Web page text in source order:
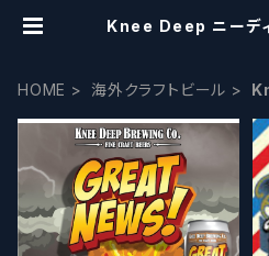
Knee Deep ニーディープ | craftb
HOME 海外クラフトビール